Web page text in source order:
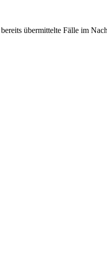
übermittelte Fälle im